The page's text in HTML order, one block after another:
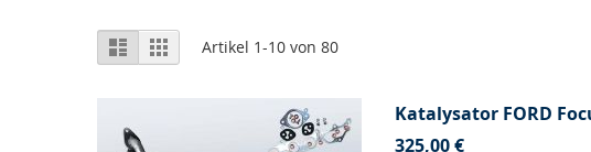
Ansicht
als
Liste RasterArtikel 1-10 von80
Katalysator FORD
325,00 €